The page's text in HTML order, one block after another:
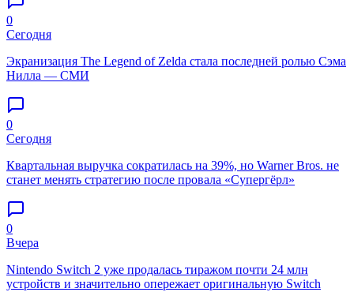
0
Сегодня
Экранизация The Legend of Zelda стала последней ролью Сэма
Нилла — СМИ
0
Сегодня
Квартальная выручка сократилась на 39%, но Warner Bros. не
станет менять стратегию после провала «Супергёрл»
0
Вчера
Nintendo Switch 2 уже продалась тиражом почти 24 млн
устройств и значительно опережает оригинальную Switch